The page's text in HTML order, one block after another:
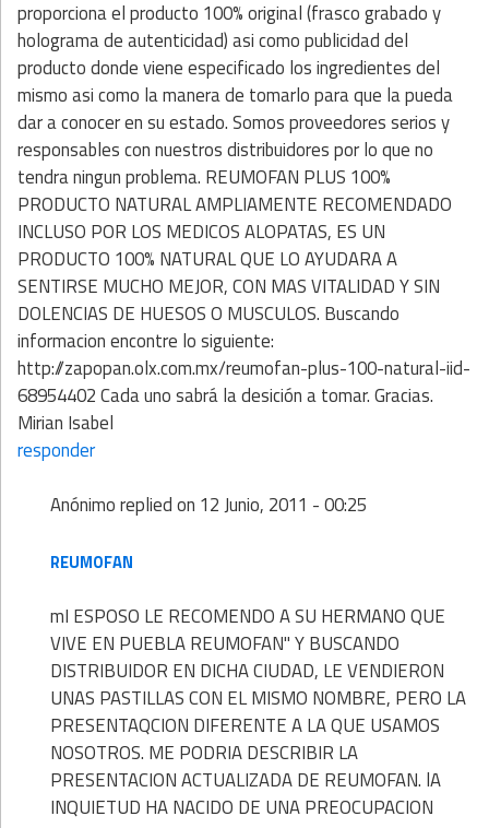
proporciona el producto 100% original (frasco grabado y
holograma de autenticidad) asi como publicidad del
producto donde viene especificado los ingredientes del
mismo asi como la manera de tomarlo para que la pueda
dar a conocer en su estado. Somos proveedores serios y
responsables con nuestros distribuidores por lo que no
tendra ningun problema. REUMOFAN PLUS 100%
PRODUCTO NATURAL AMPLIAMENTE RECOMENDADO
INCLUSO POR LOS MEDICOS ALOPATAS, ES UN
PRODUCTO 100% NATURAL QUE LO AYUDARA A
SENTIRSE MUCHO MEJOR, CON MAS VITALIDAD Y SIN
DOLENCIAS DE HUESOS O MUSCULOS. Buscando
informacion encontre lo siguiente:
http://zapopan.olx.com.mx/reumofan-plus-100-natural-iid-
68954402 Cada uno sabrá la desición a tomar. Gracias.
Mirian Isabel
responder
Anónimoreplied on 12 Junio, 2011 - 00:25
REUMOFAN
mI ESPOSO LE RECOMENDO A SU HERMANO QUE
VIVE EN PUEBLA REUMOFAN" Y BUSCANDO
DISTRIBUIDOR EN DICHA CIUDAD, LE VENDIERON
UNAS PASTILLAS CON EL MISMO NOMBRE, PERO LA
PRESENTAQCION DIFERENTE A LA QUE USAMOS
NOSOTROS. ME PODRIA DESCRIBIR LA
PRESENTACION ACTUALIZADA DE REUMOFAN. lA
INQUIETUD HA NACIDO DE UNA PREOCUPACION